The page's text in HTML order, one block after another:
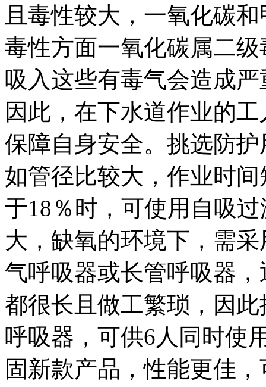
且毒性较大，一氧化碳
毒性方面一氧化碳属二
吸入这些有毒气会造成
因此，在下水道作业的
保障自身安全。挑选防
如管径比较大，作业时
于18％时，可使用自吸
大，缺氧的环境下，需
气呼吸器或长管呼吸器
都很长且做工繁琐，因
呼吸器，可供6人同时使
固新款产品，性能更佳